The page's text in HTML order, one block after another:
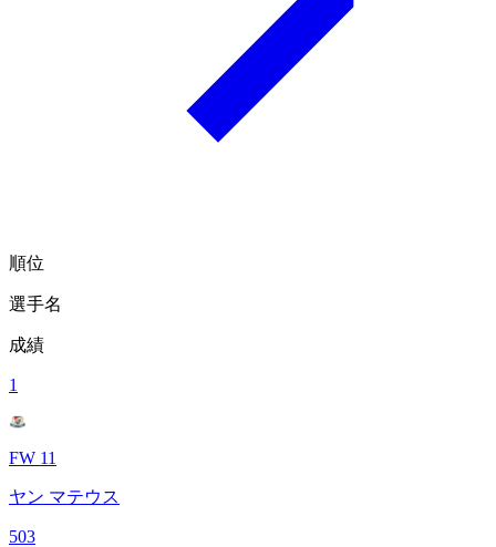
順位
選手名
成績
1
FW 11
ヤン マテウス
503